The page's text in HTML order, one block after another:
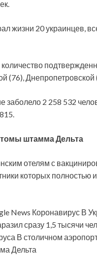
жизни 20 украинцев,
(76), Днепропетровской
2 258 532
штамма Дельта
отелям с
которых полностью
News Коронавирус В
сразу 1,5
В столичном
Дельта